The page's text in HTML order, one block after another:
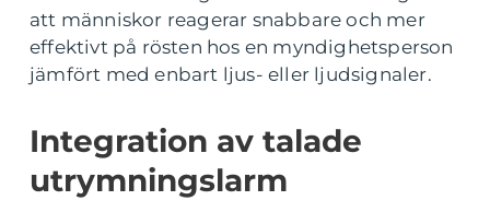
att människor reagerar snabbare och mer
effektivt på rösten hos en myndighetsperson
jämfört med enbart ljus- eller ljudsignaler.
Integration av talade
utrymningslarm